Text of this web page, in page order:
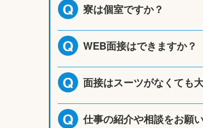
Q 寮は個室ですか？
Q WEB面接はできますか？
Q 面接はスーツがなくても
Q 仕事の紹介や相談をお願